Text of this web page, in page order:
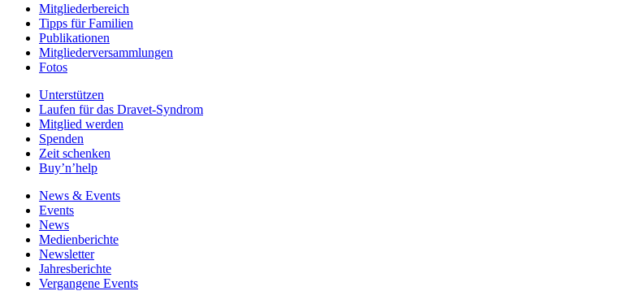
Mitgliederbereich
Tipps für Familien
Publikationen
Mitgliederversammlungen
Fotos
Unterstützen
Laufen für das Dravet-Syndrom
Mitglied werden
Spenden
Zeit schenken
Buy’n’help
News & Events
Events
News
Medienberichte
Newsletter
Jahresberichte
Vergangene Events